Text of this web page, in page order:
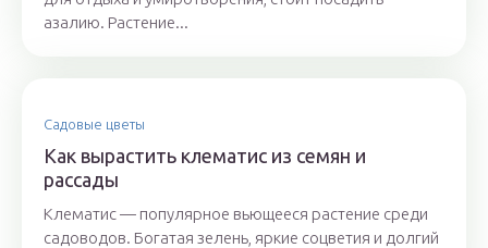
азалию. Растение...
Садовые цветы
Как вырастить клематис из семян и
рассады
Клематис — популярное вьющееся растение среди
садоводов. Богатая зелень, яркие соцветия и долгий